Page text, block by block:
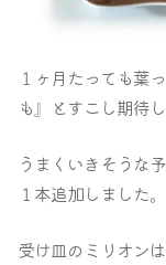
１ヶ月たっても葉
も‪』‬とすこし期待
うまくいきそうな
１本追加しました｡
受け皿のミリオン